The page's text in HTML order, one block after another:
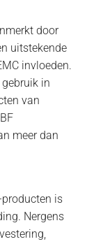
door
uitstekende
invloeden.
in
van
meer dan
producten is
Nergens